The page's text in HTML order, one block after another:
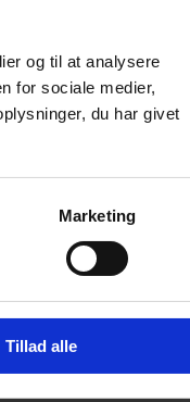
og til at analysere
for sociale medier,
du har givet
Marketing
Tillad alle